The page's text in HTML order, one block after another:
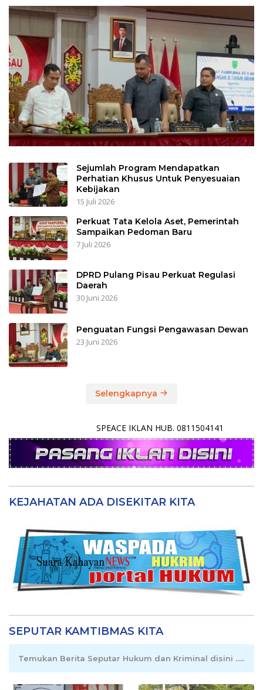
Sejumlah Program Mendapatkan
Perhatian Khusus Untuk Penyesuaian
Kebijakan
15 Juli 2026
Perkuat Tata Kelola Aset, Pemerintah
Sampaikan Pedoman Baru
7 Juli 2026
DPRD Pulang Pisau Perkuat Regulasi
Daerah
30 Juni 2026
Penguatan Fungsi Pengawasan Dewan
23 Juni 2026
Selengkapnya
SPEACE IKLAN HUB. 0811504141
KEJAHATAN ADA DISEKITAR KITA
SEPUTAR KAMTIBMAS KITA
Temukan Berita Seputar Hukum dan Kriminal disini .....